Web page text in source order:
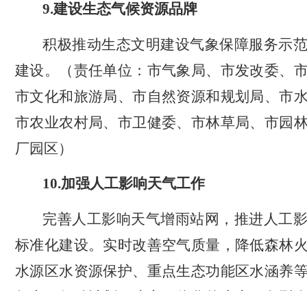
9.建设生态气候资源品牌
积极推动生态文明建设气象保障服务示
建设。（责任单位：市气象局、市发改委、
市文化和旅游局、市自然资源和规划局、市
市农业农村局、市卫健委、市林草局、市园
厂园区）
10.加强人工影响天气工作
完善人工影响天气增雨站网，推进人工
标准化建设。实时改善空气质量，降低森林
水源区水资源保护、重点生态功能区水涵养